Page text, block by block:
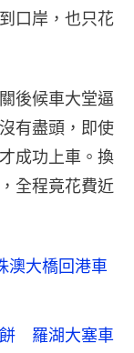
口岸，也只花
後候車大堂逼
有盡頭，即使
成功上車。換
全程竟花費近
澳大橋回港車
餅 羅湖大塞車